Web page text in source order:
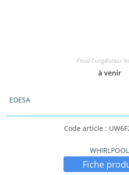
Froid Congélateur
à venir
EDESA
Code article :
WHIRLPOOL
Fiche